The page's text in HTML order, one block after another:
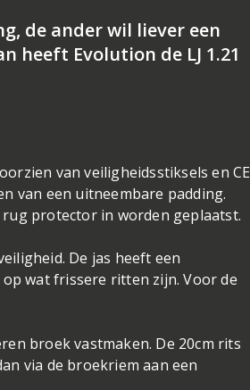
de ander wil liever een
heeft Evolution de LJ 1.21
van veiligheidsstiksels en CE
van een uitneembare padding.
protector in worden geplaatst.
De jas heeft een
wat frissere ritten zijn. Voor de
broek vastmaken. De 20cm rits
via de broekriem aan een